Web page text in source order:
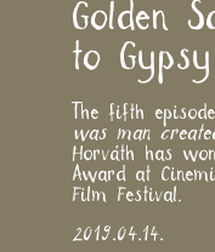
Golden
to
The fifth
was man
Horváth has
Award at
Film Festival.
2019.04.14.